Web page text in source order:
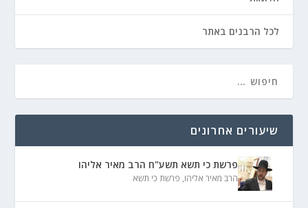
לכל הרבנים באתר
שיעורים אחרונים
פרשת כי תשא תשע"ח הרב מאיר אליהו
הרב מאיר אליהו, פרשת כי תשא